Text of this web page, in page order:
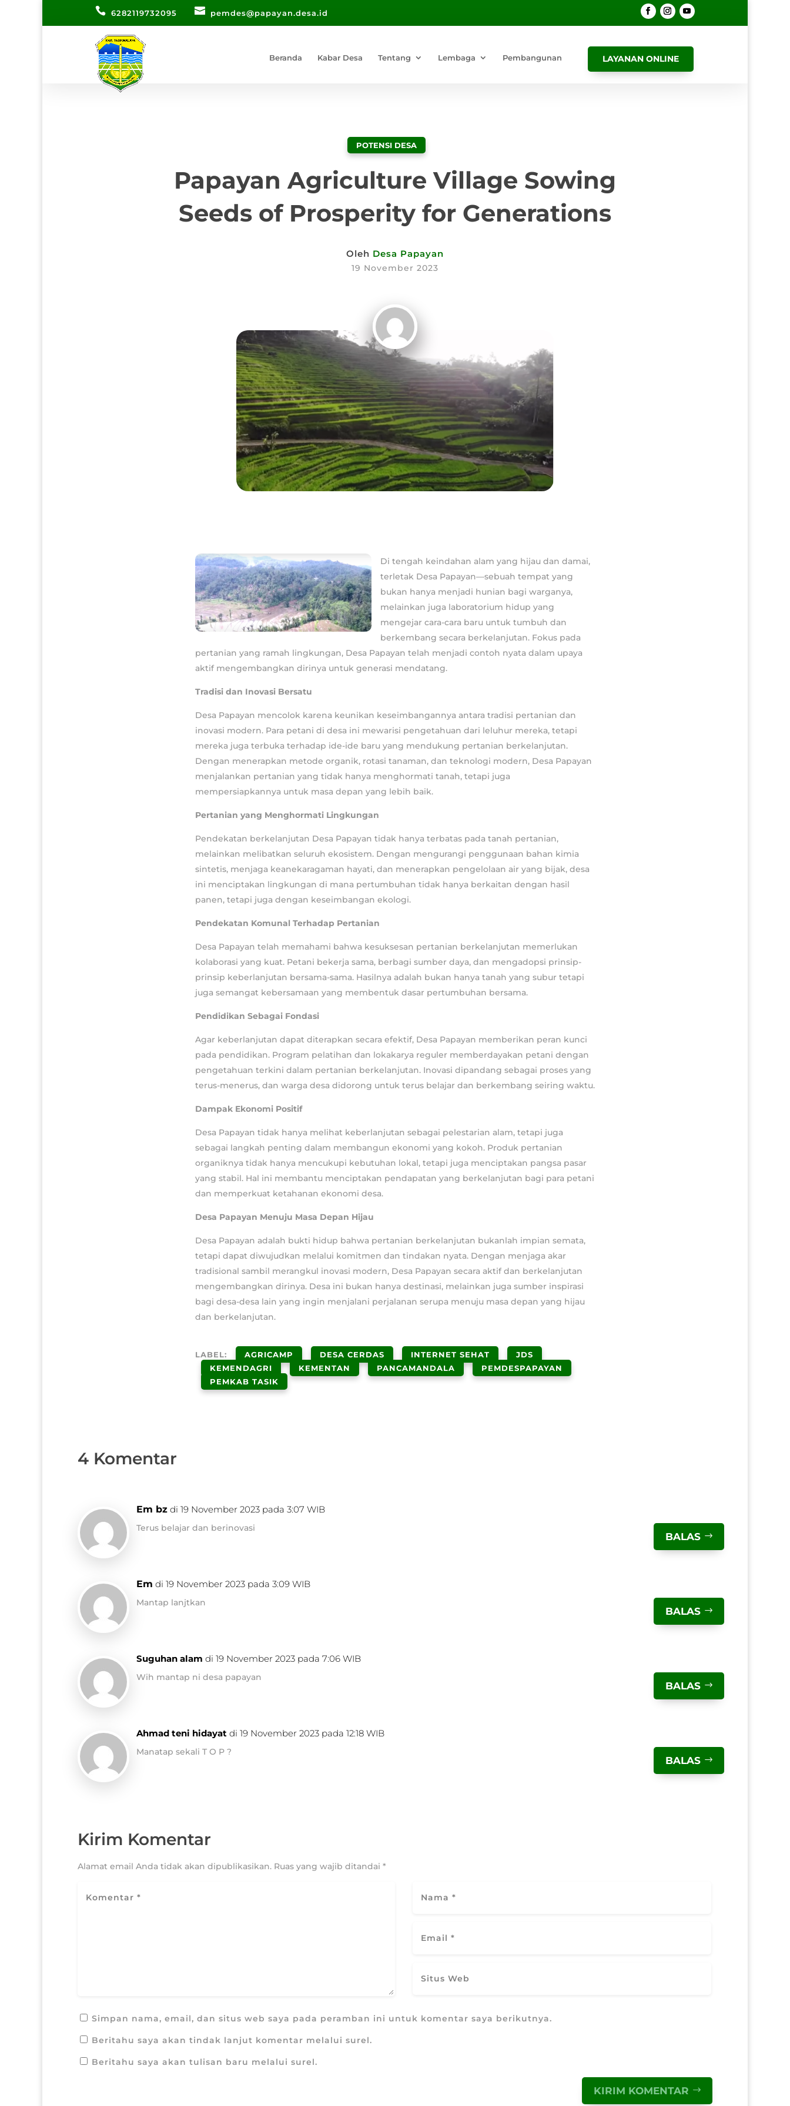
6282119732095 pemdes@papayan.desa.id
Beranda Kabar Desa Tentang Lembaga Pembangunan LAYANAN ONLINE
POTENSI DESA
Papayan Agriculture Village Sowing
Seeds of Prosperity for Generations
Oleh Desa Papayan
19 November 2023
Di tengah keindahan alam yang hijau dan damai,
terletak Desa Papayan—sebuah tempat yang
bukan hanya menjadi hunian bagi warganya,
melainkan juga laboratorium hidup yang
mengejar cara-cara baru untuk tumbuh dan
berkembang secara berkelanjutan. Fokus pada
pertanian yang ramah lingkungan, Desa Papayan telah menjadi contoh nyata dalam upaya
aktif mengembangkan dirinya untuk generasi mendatang.
Tradisi dan Inovasi Bersatu
Desa Papayan mencolok karena keunikan keseimbangannya antara tradisi pertanian dan
inovasi modern. Para petani di desa ini mewarisi pengetahuan dari leluhur mereka, tetapi
mereka juga terbuka terhadap ide-ide baru yang mendukung pertanian berkelanjutan.
Dengan menerapkan metode organik, rotasi tanaman, dan teknologi modern, Desa Papayan
menjalankan pertanian yang tidak hanya menghormati tanah, tetapi juga
mempersiapkannya untuk masa depan yang lebih baik.
Pertanian yang Menghormati Lingkungan
Pendekatan berkelanjutan Desa Papayan tidak hanya terbatas pada tanah pertanian,
melainkan melibatkan seluruh ekosistem. Dengan mengurangi penggunaan bahan kimia
sintetis, menjaga keanekaragaman hayati, dan menerapkan pengelolaan air yang bijak, desa
ini menciptakan lingkungan di mana pertumbuhan tidak hanya berkaitan dengan hasil
panen, tetapi juga dengan keseimbangan ekologi.
Pendekatan Komunal Terhadap Pertanian
Desa Papayan telah memahami bahwa kesuksesan pertanian berkelanjutan memerlukan
kolaborasi yang kuat. Petani bekerja sama, berbagi sumber daya, dan mengadopsi prinsip-
prinsip keberlanjutan bersama-sama. Hasilnya adalah bukan hanya tanah yang subur tetapi
juga semangat kebersamaan yang membentuk dasar pertumbuhan bersama.
Pendidikan Sebagai Fondasi
Agar keberlanjutan dapat diterapkan secara efektif, Desa Papayan memberikan peran kunci
pada pendidikan. Program pelatihan dan lokakarya reguler memberdayakan petani dengan
pengetahuan terkini dalam pertanian berkelanjutan. Inovasi dipandang sebagai proses yang
terus-menerus, dan warga desa didorong untuk terus belajar dan berkembang seiring waktu.
Dampak Ekonomi Positif
Desa Papayan tidak hanya melihat keberlanjutan sebagai pelestarian alam, tetapi juga
sebagai langkah penting dalam membangun ekonomi yang kokoh. Produk pertanian
organiknya tidak hanya mencukupi kebutuhan lokal, tetapi juga menciptakan pangsa pasar
yang stabil. Hal ini membantu menciptakan pendapatan yang berkelanjutan bagi para petani
dan memperkuat ketahanan ekonomi desa.
Desa Papayan Menuju Masa Depan Hijau
Desa Papayan adalah bukti hidup bahwa pertanian berkelanjutan bukanlah impian semata,
tetapi dapat diwujudkan melalui komitmen dan tindakan nyata. Dengan menjaga akar
tradisional sambil merangkul inovasi modern, Desa Papayan secara aktif dan berkelanjutan
mengembangkan dirinya. Desa ini bukan hanya destinasi, melainkan juga sumber inspirasi
bagi desa-desa lain yang ingin menjalani perjalanan serupa menuju masa depan yang hijau
dan berkelanjutan.
LABEL: AGRICAMP DESA CERDAS INTERNET SEHAT
JDS
KEMENDAGRI
KEMENTAN PANCAMANDALA
PEMDESPAPAYAN
PEMKAB TASIK
4 Komentar
Em bz di 19 November 2023 pada 3:07 WIB
Terus belajar dan berinovasi
BALAS
Em di 19 November 2023 pada 3:09 WIB
Mantap lanjtkan
BALAS
Suguhan alam di 19 November 2023 pada 7:06 WIB
Wih mantap ni desa papayan
BALAS
Ahmad teni hidayat di 19 November 2023 pada 12:18 WIB
Manatap sekali T O P ?
BALAS
Kirim Komentar
Alamat email Anda tidak akan dipublikasikan. Ruas yang wajib ditandai *
Simpan nama, email, dan situs web saya pada peramban ini untuk komentar saya berikutnya.
Beritahu saya akan tindak lanjut komentar melalui surel.
Beritahu saya akan tulisan baru melalui surel.
KIRIM KOMENTAR